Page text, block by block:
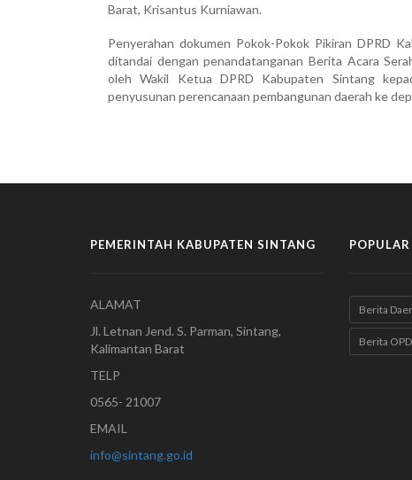
Barat, Krisantus Kurniawan.
Penyerahan dokumen Pokok-Pokok Pikiran DPRD
ditandai dengan penandatanganan Berita Acara
oleh Wakil Ketua DPRD Kabupaten Sintang
penyusunan perencanaan pembangunan daerah ke
PEMERINTAH KABUPATEN SINTANG
ALAMAT
Jl. Letnan Jend. S. Parman, Sintang,
Kalimantan Barat
TELP
0565- 21007
EMAIL
info@sintang.go.id
Berita
Berita OPD